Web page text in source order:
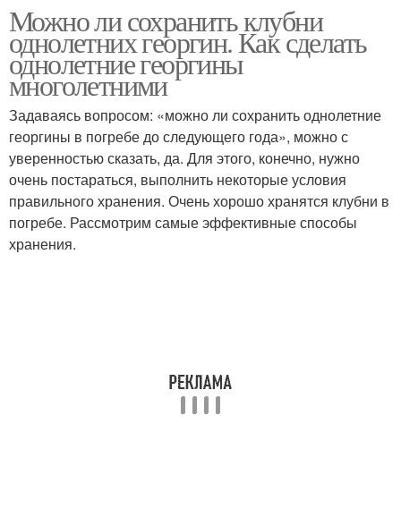
Можно ли сохранить клубни
однолетних георгин. Как сделать
однолетние георгины
многолетними
Задаваясь вопросом: «можно ли сохранить однолетние
георгины в погребе до следующего года», можно с
уверенностью сказать, да. Для этого, конечно, нужно
очень постараться, выполнить некоторые условия
правильного хранения. Очень хорошо хранятся клубни в
погребе. Рассмотрим самые эффективные способы
хранения.